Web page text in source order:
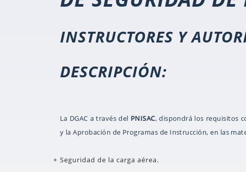
INSTRUCTORES Y
DESCRIPCIÓN:
La DGAC a través del PNISAC, dispondrá los requisitos
y la Aprobación de Programas de Instrucción, en las
Seguridad de la carga aérea.